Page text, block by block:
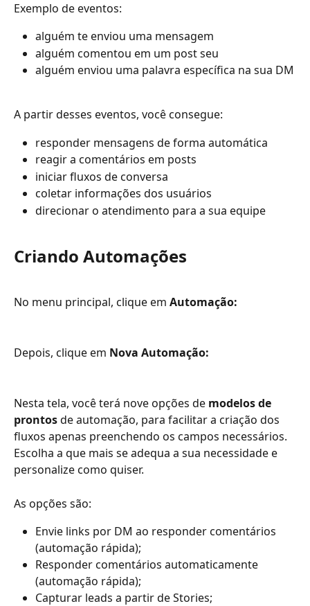
Exemplo de eventos:
alguém te enviou uma mensagem
alguém comentou em um post seu
alguém enviou uma palavra específica na sua DM
A partir desses eventos, você consegue:
responder mensagens de forma automática
reagir a comentários em posts
iniciar fluxos de conversa
coletar informações dos usuários
direcionar o atendimento para a sua equipe
Criando Automações
No menu principal, clique em Automação:
Depois, clique em Nova Automação:
Nesta tela, você terá nove opções de modelos de
prontos de automação, para facilitar a criação dos
fluxos apenas preenchendo os campos necessários.
Escolha a que mais se adequa a sua necessidade e
personalize como quiser.
As opções são:
Envie links por DM ao responder comentários
(automação rápida);
Responder comentários automaticamente
(automação rápida);
Capturar leads a partir de Stories;